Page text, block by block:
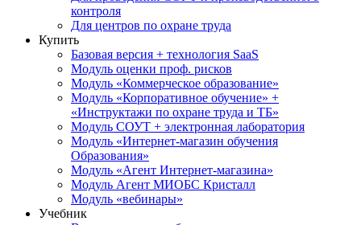
контроля
Для центров по охране труда
Купить
Базовая версия + технология SaaS
Модуль оценки проф. рисков
Модуль «Коммерческое образование»
Модуль «Корпоративное обучение» +
«Инструктажи по охране труда и ТБ»
Модуль СОУТ + электронная лаборатория
Модуль «Интернет-магазин обучения
Образования»
Модуль «Агент Интернет-магазина»
Модуль Агент МИОБС Кристалл
Модуль «вебинары»
Учебник